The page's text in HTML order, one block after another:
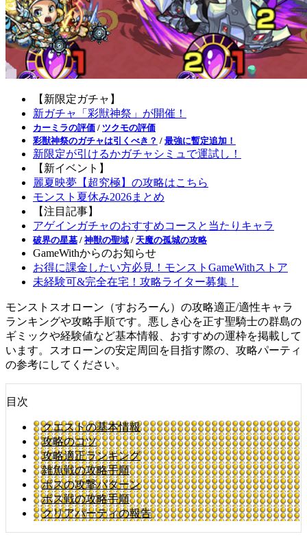
【新限定ガチャ】
新ガチャ「彩獣神祭」が開催！
カーミラの評価 / ツクモの評価
彩獣神祭のガチャは引くべき？ / 最強に暫定追加！
新限定が引けるかガチャシミュで運試し！
【新イベント】
麗夏映夢【超究極】の攻略はこちら
モンスト夏休み2026まとめ
【注目記事】
アゲインガチャのおすすめコースと当たりキャラ
破界の星墓 / 神獣の聖域 / 天魔の孤城の攻略
GameWithからのお知らせ
お得に課金したい方必見！モンストGameWithストア
未経験可&完全在宅！攻略ライター募集！
モンストスオローン（すおろーん）の攻略適正/適性キャラ
ランキングや攻略手順です。悪しき心を正す聖騎士の群島の
ギミックや経験値など基本情報、おすすめの運枠を掲載して
います。スオローンの安定周回を目指す際の、攻略パーティ
の参考にしてください。
目次
クエストの基本情報
攻略のコツ
攻略適正ランキング
雑魚戦の攻略手順
ボスの攻撃パターン
ボス戦の攻略手順
クリアパーティの報告